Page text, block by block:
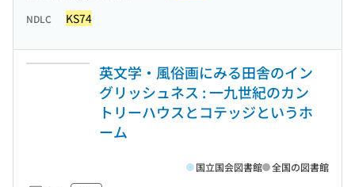
NDLC KS74
英文学・風俗画にみる田舎のイン
グリッシュネス : 一九世紀のカン
トリーハウスとコテッジというホ
ーム
国立国会図書館 全国の図書館